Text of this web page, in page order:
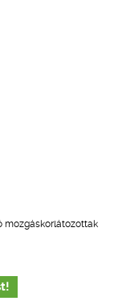
mozgáskorlátozottak